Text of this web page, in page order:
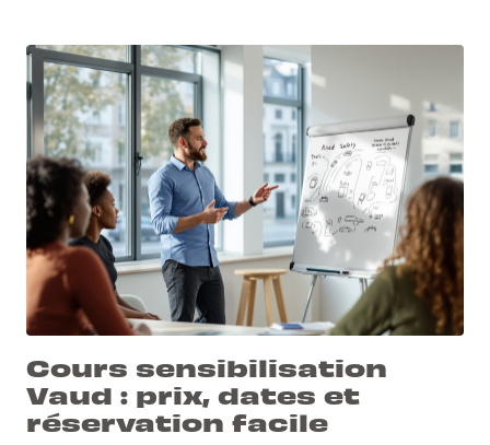
Cours sensibilisation
Vaud : prix, dates et
réservation facile